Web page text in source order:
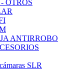
- OTROS
ANTIRROBO
SLR